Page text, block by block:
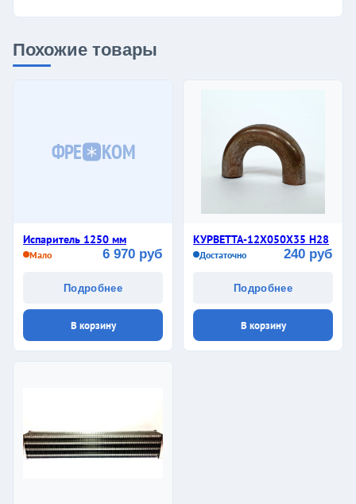
Похожие товары
ФРЕ КОМ
Испаритель 1250 мм
Мало 6 970 руб
Подробнее
В корзину
КУРВЕТТА-12Х050Х35 Н28
Достаточно 240 руб
Подробнее
В корзину